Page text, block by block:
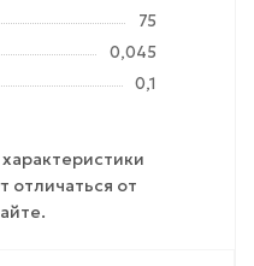
75
0,045
0,1
отличаться от